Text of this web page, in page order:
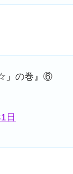
☆」の巻』⑥
日